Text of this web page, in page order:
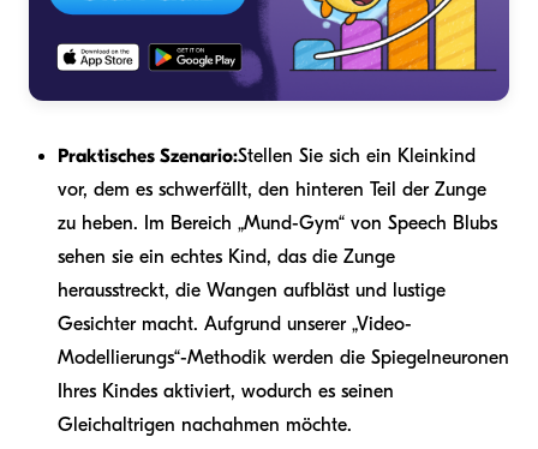
Praktisches Szenario:Stellen Sie sich ein Kleinkind
vor, dem es schwerfällt, den hinteren Teil der Zunge
zu heben. Im Bereich „Mund-Gym“ von Speech Blubs
sehen sie ein echtes Kind, das die Zunge
herausstreckt, die Wangen aufbläst und lustige
Gesichter macht. Aufgrund unserer „Video-
Modellierungs“-Methodik werden die Spiegelneuronen
Ihres Kindes aktiviert, wodurch es seinen
Gleichaltrigen nachahmen möchte.